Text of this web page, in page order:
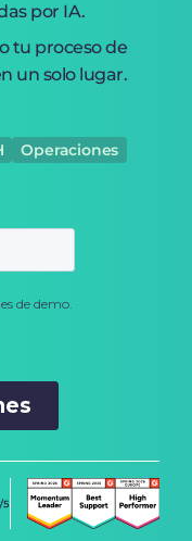
por IA.
tu proceso de
un solo lugar.
Operaciones